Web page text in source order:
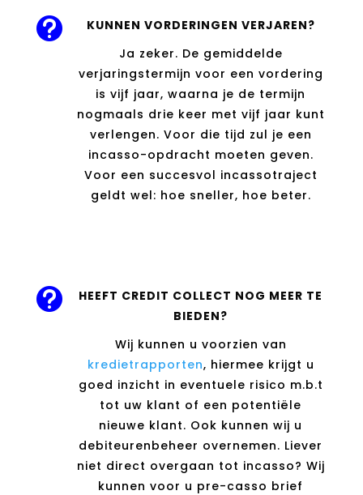

KUNNEN VORDERINGEN VERJAREN?
Ja zeker. De gemiddelde
verjaringstermijn voor een vordering
is vijf jaar, waarna je de termijn
nogmaals drie keer met vijf jaar kunt
verlengen. Voor die tijd zul je een
incasso-opdracht moeten geven.
Voor een succesvol incassotraject
geldt wel: hoe sneller, hoe beter.

HEEFT CREDIT COLLECT NOG MEER TE
BIEDEN?
Wij kunnen u voorzien van
kredietrapporten, hiermee krijgt u
goed inzicht in eventuele risico m.b.t
tot uw klant of een potentiële
nieuwe klant. Ook kunnen wij u
debiteurenbeheer overnemen. Liever
niet direct overgaan tot incasso? Wij
kunnen voor u pre-casso brief